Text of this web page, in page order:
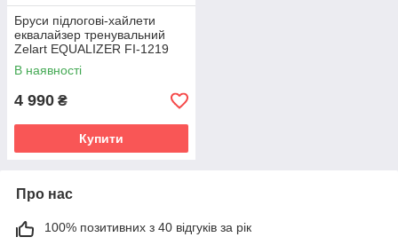
Бруси підлогові-хайлети
еквалайзер тренувальний
Zelart EQUALIZER FI-1219
2шт жовтий
В наявності
4 990 ₴
Купити
Про нас
100% позитивних з 40 відгуків за рік